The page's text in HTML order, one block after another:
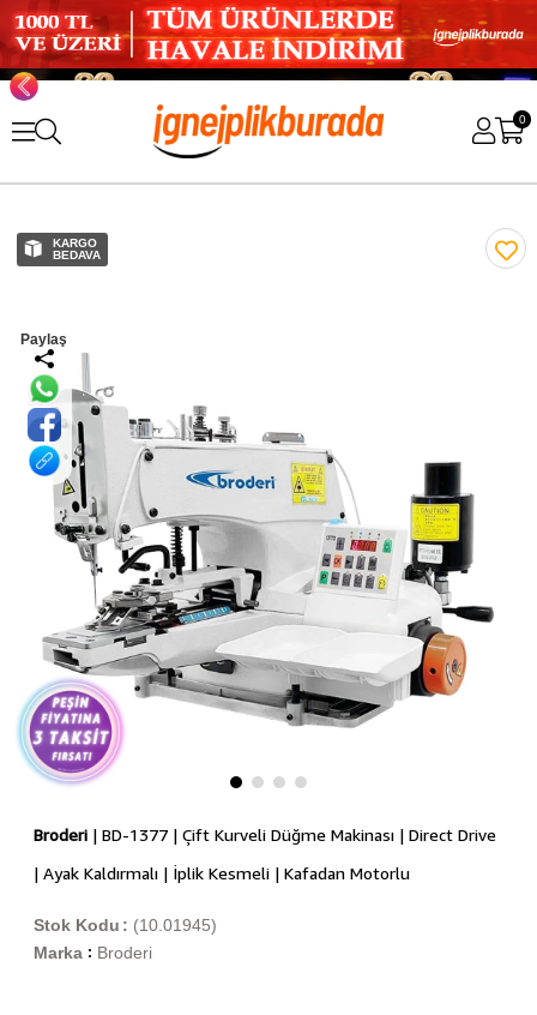
0
KARGO
BEDAVA
Paylaş
Broderi| BD-1377 | Çift Kurveli Düğme Makinası | Direct Drive
| Ayak Kaldırmalı | İplik Kesmeli | Kafadan Motorlu
(10.01945)
Stok Kodu
Marka : Broderi